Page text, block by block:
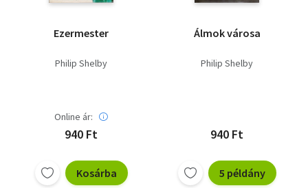
Ezermester
Philip Shelby
Online ár:
940 Ft
Kosárba
Álmok városa
Philip Shelby
940 Ft
5 példány